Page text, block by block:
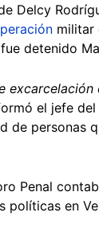
Delcy
militar
detenido
excarcelación
el jefe
de personas
Penal
políticas en